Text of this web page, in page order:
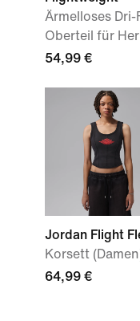
Ärmelloses Dri-
Oberteil für
54,99 €
Jordan Flight
Korsett
64,99 €